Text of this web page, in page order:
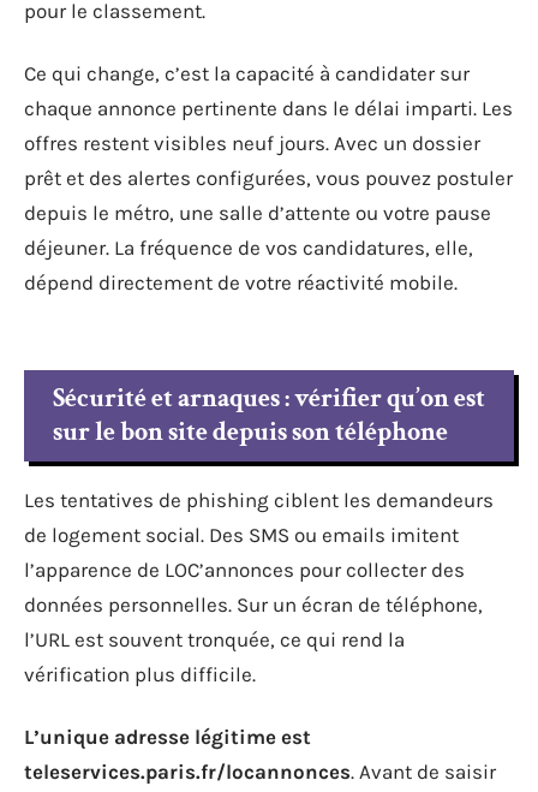
pour le classement.
Ce qui change, c’est la capacité à candidater sur
chaque annonce pertinente dans le délai imparti. Les
offres restent visibles neuf jours. Avec un dossier
prêt et des alertes configurées, vous pouvez postuler
depuis le métro, une salle d’attente ou votre pause
déjeuner. La fréquence de vos candidatures, elle,
dépend directement de votre réactivité mobile.
Sécurité et arnaques : vérifier qu’on est
sur le bon site depuis son téléphone
Les tentatives de phishing ciblent les demandeurs
de logement social. Des SMS ou emails imitent
l’apparence de LOC’annonces pour collecter des
données personnelles. Sur un écran de téléphone,
l’URL est souvent tronquée, ce qui rend la
vérification plus difficile.
L’unique adresse légitime est
teleservices.paris.fr/locannonces. Avant de saisir